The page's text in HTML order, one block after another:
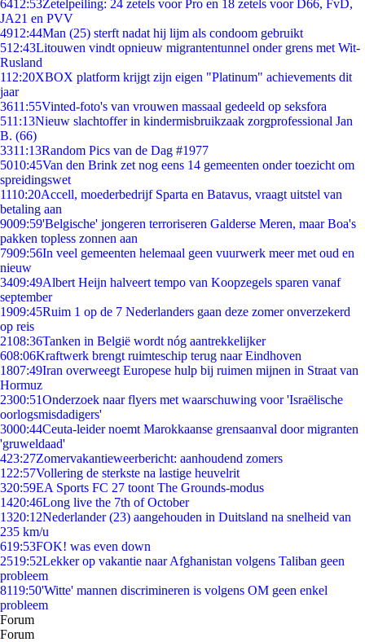
6412:53Zetelpeiling: 24 zetels voor Pro en 18 zetels voor D66, FvD,
JA21 en PVV
4912:44Man (25) sterft nadat hij lijm als condoom gebruikt
512:43Litouwen vindt opnieuw migrantentunnel onder grens met Wit-
Rusland
112:20XBOX platform krijgt zijn eigen "Platinum" achievements dit
jaar
3611:55Vinted-foto's van vrouwen massaal gedeeld op seksfora
511:13Nieuw slachtoffer in kindermisbruikzaak zorgprofessional Jan
B. (66)
3311:13Random Pics van de Dag #1977
5010:45Van den Brink zet nog eens 14 gemeenten onder toezicht om
spreidingswet
1110:20Accell, moederbedrijf Sparta en Batavus, vraagt uitstel van
betaling aan
9009:59'Belgische' jongeren terroriseren Galderse Meren, maar Boa's
pakken topless zonnen aan
7909:56In veel gemeenten helemaal geen vuurwerk meer met oud en
nieuw
3409:49Albert Heijn halveert tempo van Koopzegels sparen vanaf
september
1909:45Ruim 1 op de 7 Nederlanders gaan deze zomer onverzekerd
op reis
2108:36Tanken in België wordt nóg aantrekkelijker
608:06Kraftwerk brengt ruimteschip terug naar Eindhoven
1807:49Iran overweegt Europese hulp bij ruimen mijnen in Straat van
Hormuz
2300:51Onderzoek naar flyers met waarschuwing voor 'Israëlische
oorlogsmisdadigers'
3000:44Ceuta-leider noemt Marokkaanse grensaanval door migranten
'gruweldaad'
423:27Zomervakantieweerbericht: aanhoudend zomers
1 22:57Vollering de sterkste na lastige heuvelrit
320:59EA Sports FC 27 toont The Grounds-modus
1420:46Long live the 7th of October
1320:12Nederlander (23) aangehouden in Duitsland na snelheid van
235 km/u
619:53FOK! was even down
2519:52Lekker op vakantie naar Afghanistan volgens Taliban geen
probleem
8119:50'Witte' mannen discrimineren is volgens OM geen enkel
probleem
Forum
Forum